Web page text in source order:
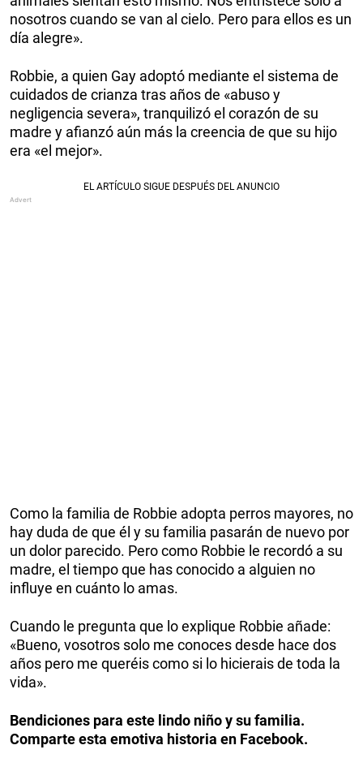
nosotros cuando se van al cielo. Pero para ellos es un
día alegre».
Robbie, a quien Gay adoptó mediante el sistema de
cuidados de crianza tras años de «abuso y
negligencia severa», tranquilizó el corazón de su
madre y afianzó aún más la creencia de que su hijo
era «el mejor».
Como la familia de Robbie adopta perros mayores, no
hay duda de que él y su familia pasarán de nuevo por
un dolor parecido. Pero como Robbie le recordó a su
madre, el tiempo que has conocido a alguien no
influye en cuánto lo amas.
Cuando le pregunta que lo explique Robbie añade:
«Bueno, vosotros solo me conoces desde hace dos
años pero me queréis como si lo hicierais de toda la
vida».
Bendiciones para este lindo niño y su familia.
Comparte esta emotiva historia en Facebook.